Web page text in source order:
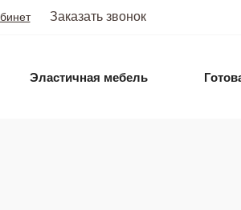
Заказать звонок
Эластичная мебель